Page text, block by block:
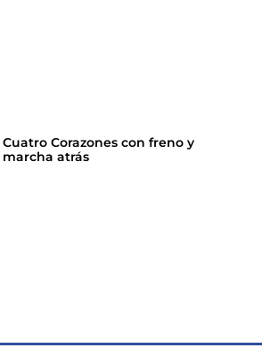
Cuatro Corazones con freno y
marcha atrás